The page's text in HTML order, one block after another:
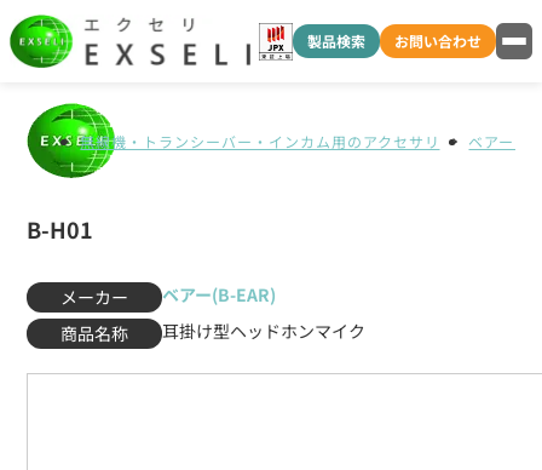
製品検索 お問い合わせ
無線機・トランシーバー・インカム用のアクセサリ ベアー(B-
B-H01
メーカー
ベアー(B-EAR)
商品名称
耳掛け型ヘッドホンマイク